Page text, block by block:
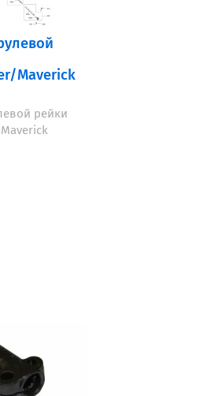
Maverick
рейки